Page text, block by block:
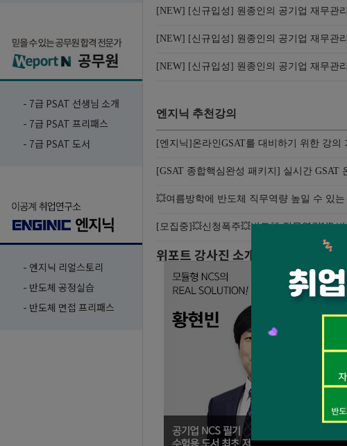
- 7급 PSAT 선생님 소개
- 7급 PSAT 프리패스
- 7급 PSAT 도서
- 엔지닉 리얼스토리
- 반도체 공정실습
- 반도체 면접 프리패스